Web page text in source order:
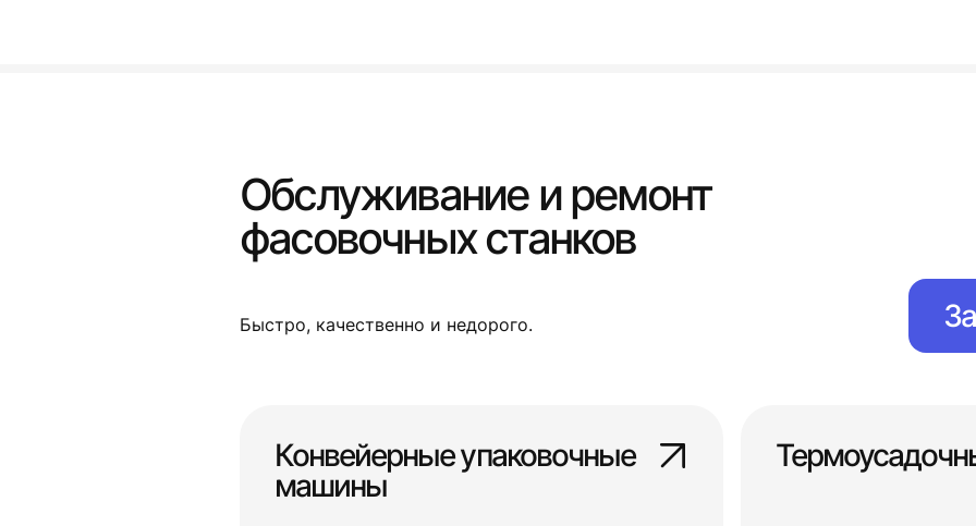
Обслуживание и ремонт
фасовочных станков
Быстро, качественно и недорого.
Конвейерные упаковочные
машины